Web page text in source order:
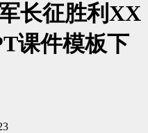
长征胜利XX
课件模板下